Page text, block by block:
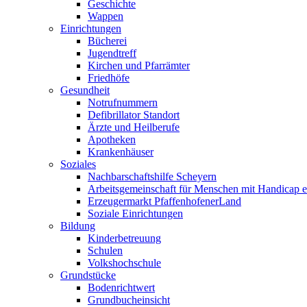
Geschichte
Wappen
Einrichtungen
Bücherei
Jugendtreff
Kirchen und Pfarrämter
Friedhöfe
Gesundheit
Notrufnummern
Defibrillator Standort
Ärzte und Heilberufe
Apotheken
Krankenhäuser
Soziales
Nachbarschaftshilfe Scheyern
Arbeitsgemeinschaft für Menschen mit Handicap
Erzeugermarkt PfaffenhofenerLand
Soziale Einrichtungen
Bildung
Kinderbetreuung
Schulen
Volkshochschule
Grundstücke
Bodenrichtwert
Grundbucheinsicht